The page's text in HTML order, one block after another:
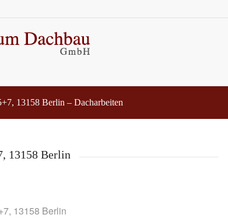
13158 Berlin – Dacharbeiten
13158 Berlin
13158 Berlin